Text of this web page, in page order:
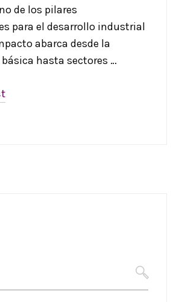
de los pilares
para el desarrollo industrial
abarca desde la
hasta sectores …